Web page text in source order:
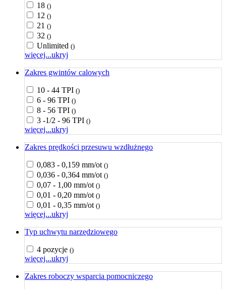
18 ()
12 ()
21 ()
32 ()
Unlimited ()
więcej...ukryj
Zakres gwintów calowych
10 - 44 TPI ()
6 - 96 TPI ()
8 - 56 TPI ()
3 -1/2 - 96 TPI ()
więcej...ukryj
Zakres prędkości przesuwu wzdłużnego
0,083 - 0,159 mm/ot ()
0,036 - 0,364 mm/ot ()
0,07 - 1,00 mm/ot ()
0,01 - 0,20 mm/ot ()
0,01 - 0,35 mm/ot ()
więcej...ukryj
Typ uchwytu narzędziowego
4 pozycje ()
więcej...ukryj
Zakres roboczy wsparcia pomocniczego